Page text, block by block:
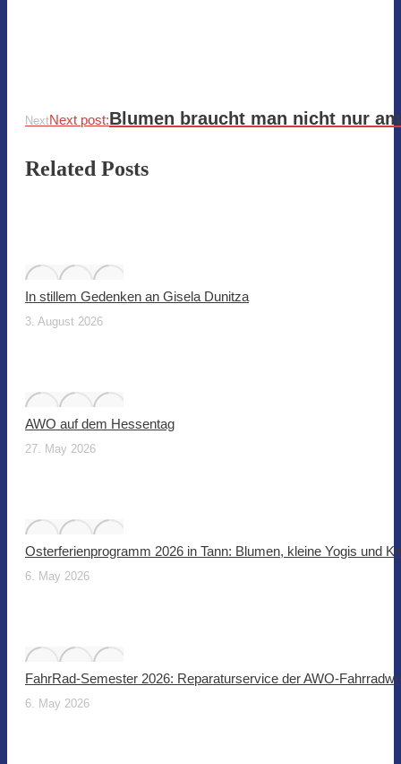
NextNext post:Blumen braucht man nicht nur
Related Posts
In stillem Gedenken an Gisela Dunitza
3. August 2026
AWO auf dem Hessentag
27. May 2026
Osterferienprogramm 2026 in Tann: Blumen, kleine Yogis und
6. May 2026
FahrRad-Semester 2026: Reparaturservice der AWO-
6. May 2026